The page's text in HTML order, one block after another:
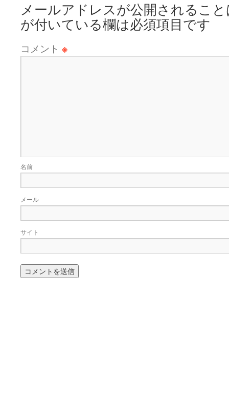
メールアドレスが公開されるこ
が付いている欄は必須項目です
コメント ※
名前
メール
サイト